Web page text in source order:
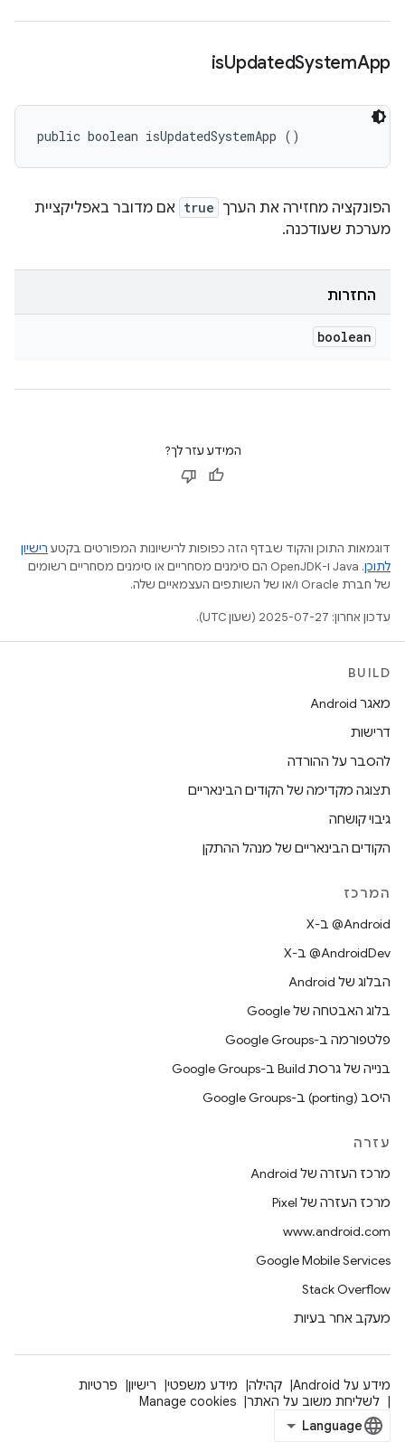
isUpdatedSystemApp
public boolean isUpdatedSystemApp ()
הפונקציה מחזירה את הערך true אם מדובר באפליקציית
מערכת שעודכנה.
החזרות
boolean
המידע עזר לך?
דוגמאות התוכן והקוד שבדף הזה כפופות לרישיונות המפורטים בקטע רישיון
לתוכן
.‏ Java ו-OpenJDK הם סימנים מסחריים או סימנים מסחריים רשומים
של חברת Oracle ו/או של השותפים העצמאיים שלה.
עדכון אחרון: 2025-07-27 (שעון UTC).
BUILD
מאגר Android
דרישות
להסבר על ההורדה
תצוגה מקדימה של הקודים הבינאריים
גיבוי קושחה
הקודים הבינאריים של מנהל ההתקן
המרכז
‫‎@Android ב-X
‫‎@AndroidDev ב-X
הבלוג של Android
בלוג האבטחה של Google
פלטפורמה ב-Google Groups
בנייה של גרסת Build ב-Google Groups
היסב (porting) ב-Google Groups
עזרה
מרכז העזרה של Android
מרכז העזרה של Pixel
www.android.com
Google Mobile Services
Stack Overflow
מעקב אחר בעיות
מידע על Android קהילה מידע משפטי רישיון
פרטיות
לשליחת משוב על האתר
Manage cookies